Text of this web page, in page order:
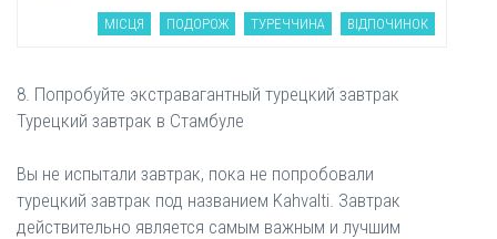
МІСЦЯ ПОДОРОЖ ТУРЕЧЧИНА ВІДПОЧИНОК
8. Попробуйте экстравагантный турецкий завтрак
Турецкий завтрак в Стамбуле
Вы не испытали завтрак, пока не попробовали
турецкий завтрак под названием Kahvalti. Завтрак
действительно является самым важным и лучшим